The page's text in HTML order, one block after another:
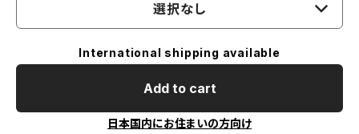
選択なし
International shipping available
Add to cart
日本国内にお住まいの方向け